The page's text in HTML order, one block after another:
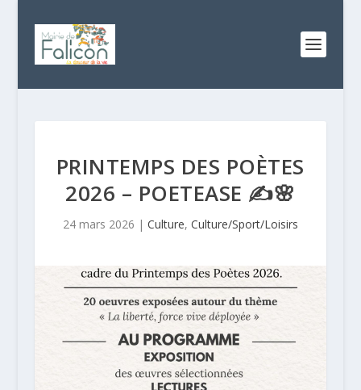
PRINTEMPS DES POÈTES
2026 – POETEASE ✍️🌸
24 mars 2026 | Culture, Culture/Sport/Loisirs